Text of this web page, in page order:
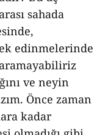
sahada
edinmelerinde
ve neyin
Önce zaman
kadar